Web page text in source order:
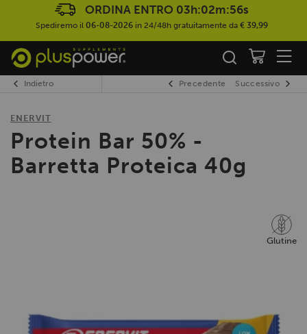
ORDINA ENTRO 03h:02m:56s
Spediremo il 06-08-2026 in 24/48h gratuitamente da € 39,99
Indietro Precedente Successivo
ENERVIT
Protein Bar 50% -
Barretta Proteica 40g
Glutine